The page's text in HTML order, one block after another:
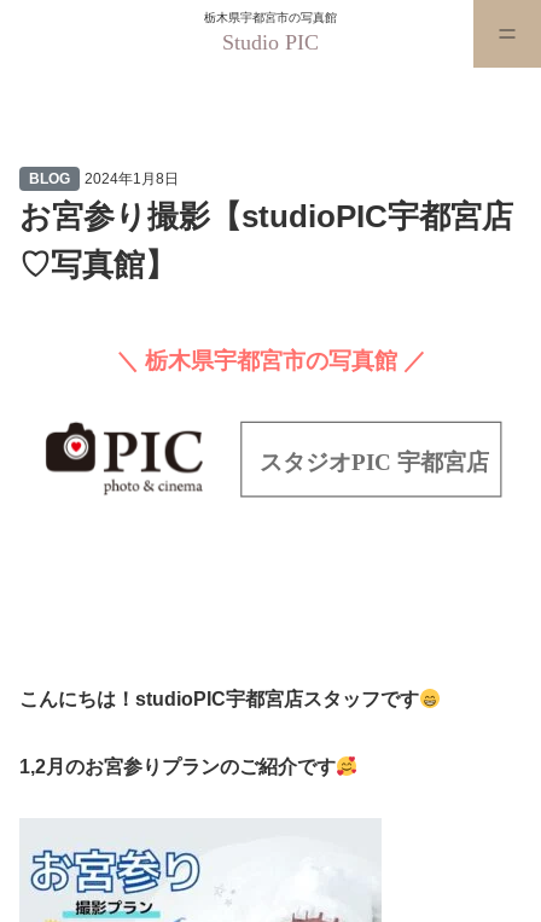
栃木県宇都宮市の写真館
Studio PIC
BLOG 2024年1月8日
お宮参り撮影【studioPIC宇都宮店
♡写真館】
＼ 栃木県宇都宮市の写真館 ／
こんにちは！studioPIC宇都宮店スタッフです
1,2月のお宮参りプランのご紹介です